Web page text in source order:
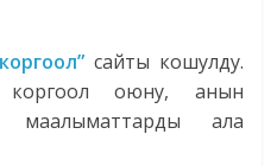
сайты кошулду.
коргоол оюну, анын
маалыматтарды ала